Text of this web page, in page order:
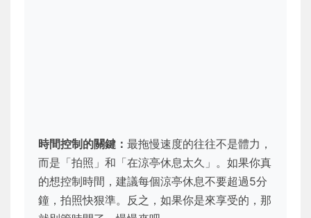
時間控制的關鍵： 最拖慢速度的往往不是體力，
而是「拍照」和「在涼亭休息太久」。如果你真
的想控制時間，建議每個涼亭休息不要超過5分
鐘，拍照快狠準。反之，如果你是來享受的，那